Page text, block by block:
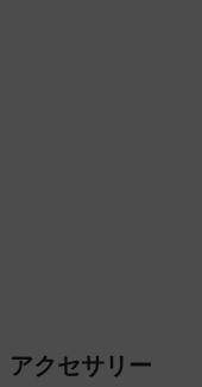
アクセサリー